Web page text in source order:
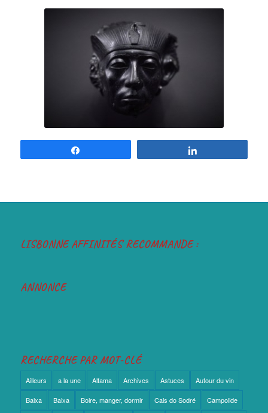
LISBONNE AFFINITÉS RECOMMANDE :
ANNONCE
RECHERCHE PAR MOT-CLÉ
Ailleurs a la une Alfama Archives Astuces Autour du vin
Baixa Baixa Boire, manger, dormir Cais do Sodré Campolide